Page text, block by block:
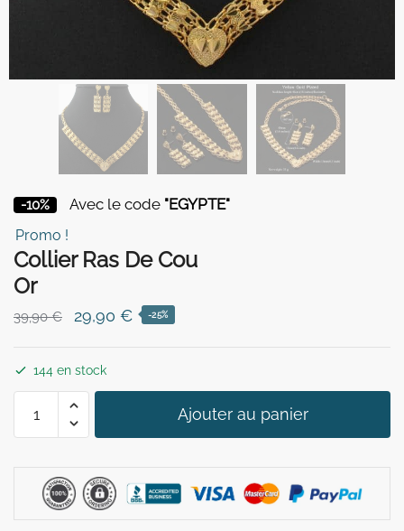
-10% Avec le code "EGYPTE"
Promo !
Collier Ras De Cou
Or
39,90€
Le
initial
était :
39,90 €.
29,90 €Le
est :
29,90 €.
-25%
144 en stock
Ajouter au panier